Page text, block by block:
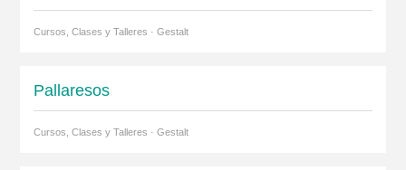
Cursos, Clases y Talleres · Gestalt
Pallaresos
Cursos, Clases y Talleres · Gestalt